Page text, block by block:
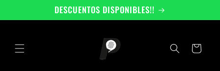
al contenido
DESCUENTOS DISPONIBLES!!
Carrito